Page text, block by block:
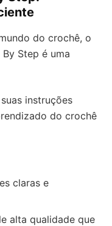
do crochê, o
Step é uma
instruções
do crochê
claras e
alta qualidade que